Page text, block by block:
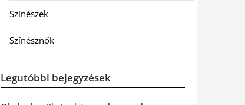
Színészek
Színésznők
Legutóbbi bejegyzések